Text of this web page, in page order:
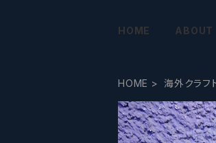
HOME ABOUT
HOME 海外クラフ